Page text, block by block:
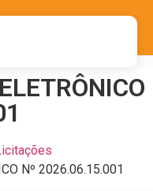
Nº 2026.06.15.001